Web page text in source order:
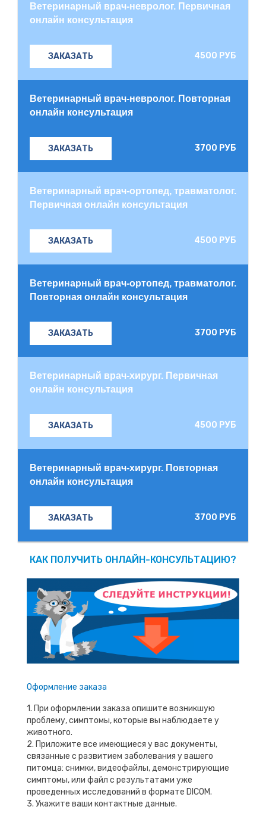
Ветеринарный врач-невролог. Первичная
онлайн консультация
ЗАКАЗАТЬ 4500 РУБ
Ветеринарный врач-невролог. Повторная
онлайн консультация
ЗАКАЗАТЬ 3700 РУБ
Ветеринарный врач-ортопед, травматолог.
Первичная онлайн консультация
ЗАКАЗАТЬ 4500 РУБ
Ветеринарный врач-ортопед, травматолог.
Повторная онлайн консультация
ЗАКАЗАТЬ 3700 РУБ
Ветеринарный врач-хирург. Первичная
онлайн консультация
ЗАКАЗАТЬ 4500 РУБ
Ветеринарный врач-хирург. Повторная
онлайн консультация
ЗАКАЗАТЬ 3700 РУБ
КАК ПОЛУЧИТЬ ОНЛАЙН-КОНСУЛЬТАЦИЮ?
Оформление заказа
1. При оформлении заказа опишите возникшую
проблему, симптомы, которые вы наблюдаете у
животного.
2. Приложите все имеющиеся у вас документы,
связанные с развитием заболевания у вашего
питомца: снимки, видеофайлы, демонстрирующие
симптомы, или файл с результатами уже
проведенных исследований в формате DICOM.
3. Укажите ваши контактные данные.